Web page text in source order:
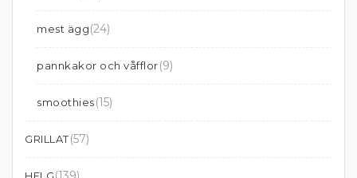
mest ägg(24)
pannkakor och våfflor(9)
smoothies(15)
GRILLAT(57)